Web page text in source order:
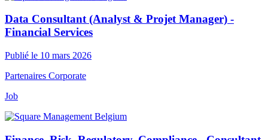
Data Consultant (Analyst & Projet Manager) -
Financial Services
Publié le 10 mars 2026
Partenaires Corporate
Job